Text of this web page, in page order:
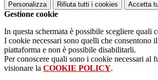
Personalizza Rifiuta tutti i cookies Accetta
Gestione cookie
In questa schermata è possibile scegliere quali
I cookie necessari sono quelli che consentono
piattaforma e non è possibile disabilitarli.
Per conoscere quali sono i cookie necessari al
visionare la COOKIE POLICY.